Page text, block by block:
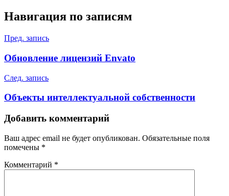
Навигация по записям
Пред. запись
Обновление лицензий Envato
След. запись
Объекты интеллектуальной собственности
Добавить комментарий
Ваш адрес email не будет опубликован. Обязательные поля
помечены *
Комментарий *